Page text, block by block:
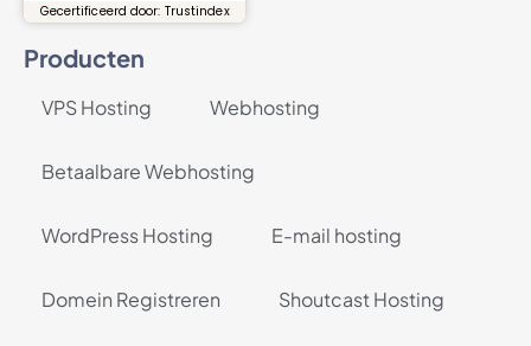
Gecertificeerd door: Trustindex
Producten
VPS Hosting Webhosting
Betaalbare Webhosting
WordPress Hosting E-mail hosting
Domein Registreren Shoutcast Hosting